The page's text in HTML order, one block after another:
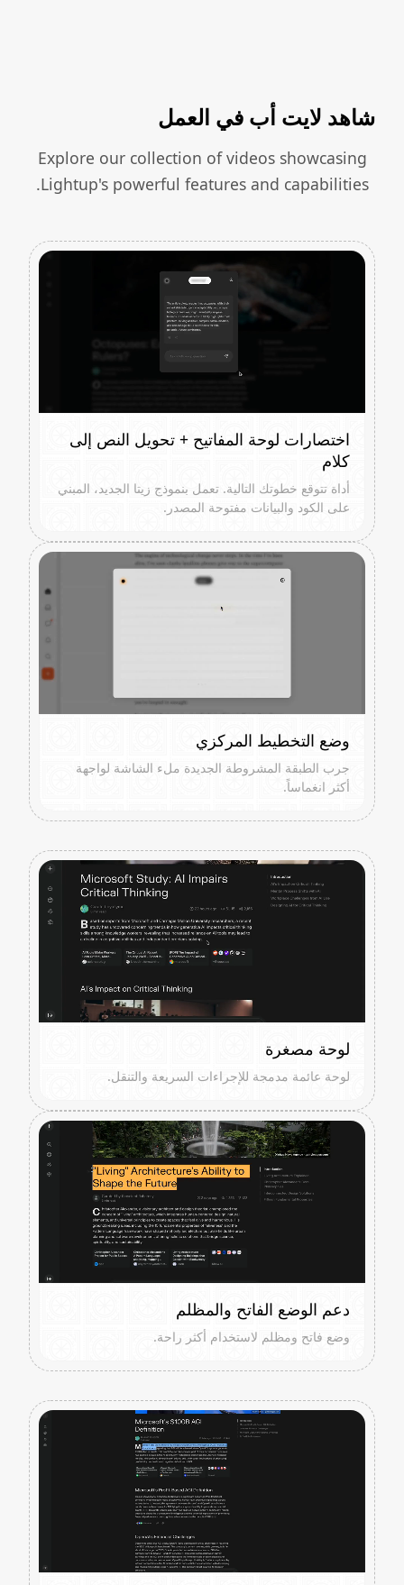
شاهد لايت أب في العمل
Explore our collection of videos showcasing
Lightup's powerful features and capabilities.
اختصارات لوحة المفاتيح + تحويل النص إلى
كلام
أداة تتوقع خطوتك التالية. تعمل بنموذج زيتا الجديد، المبني
على الكود والبيانات مفتوحة المصدر.
وضع التخطيط المركزي
جرب الطبقة المشروطة الجديدة ملء الشاشة لواجهة
أكثر انغماساً.
لوحة مصغرة
لوحة عائمة مدمجة للإجراءات السريعة والتنقل.
دعم الوضع الفاتح والمظلم
وضع فاتح ومظلم لاستخدام أكثر راحة.